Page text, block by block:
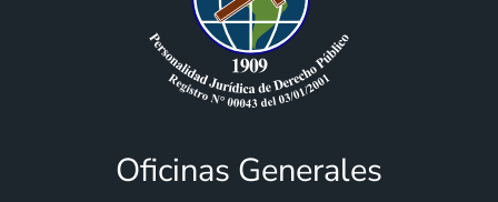
Oficinas Generales